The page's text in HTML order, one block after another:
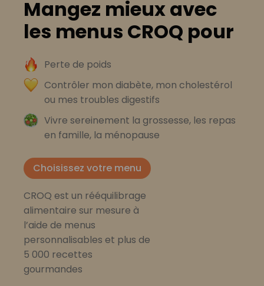
Mangez mieux avec
les menus CROQ pour
Perte de poids
Contrôler mon diabète, mon cholestérol
ou mes troubles digestifs
Vivre sereinement la grossesse, les repas
en famille, la ménopause
Choisissez votre menu
CROQ est un rééquilibrage
alimentaire sur mesure à
l’aide de menus
personnalisables et plus de
5 000 recettes
gourmandes